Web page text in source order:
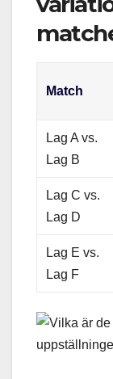
Match
Lag A vs.
Lag B
Lag C vs.
Lag D
Lag E vs.
Lag F